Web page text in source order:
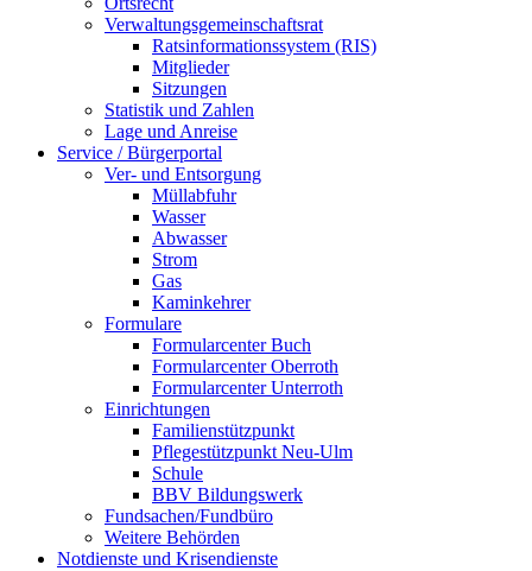
Verwaltungsgemeinschaftsrat
Ratsinformationssystem (RIS)
Mitglieder
Sitzungen
Statistik und Zahlen
Lage und Anreise
Service / Bürgerportal
Ver- und Entsorgung
Müllabfuhr
Wasser
Abwasser
Strom
Gas
Kaminkehrer
Formulare
Formularcenter Buch
Formularcenter Oberroth
Formularcenter Unterroth
Einrichtungen
Familienstützpunkt
Pflegestützpunkt Neu-Ulm
Schule
BBV Bildungswerk
Fundsachen/Fundbüro
Weitere Behörden
Notdienste und Krisendienste